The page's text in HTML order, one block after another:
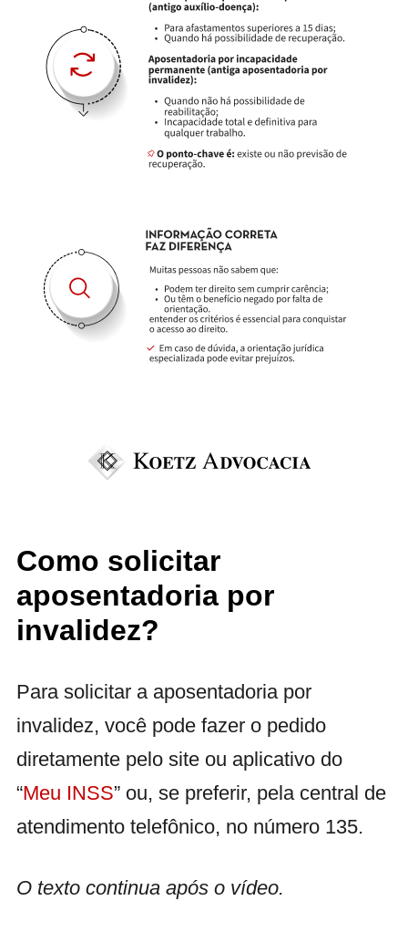
Como solicitar
aposentadoria por
invalidez?
Para solicitar a aposentadoria por
invalidez, você pode fazer o pedido
diretamente pelo site ou aplicativo do
“Meu INSS” ou, se preferir, pela central de
atendimento telefônico, no número 135.
O texto continua após o vídeo.